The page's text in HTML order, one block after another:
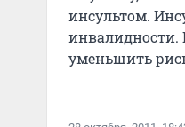
инсультом.
инвалидности.
уменьшить